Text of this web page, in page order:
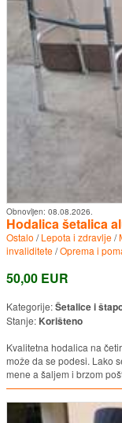
Obnovljen: 08.08.2026.
Hodalica šetalica
Ostalo /Lepota i zdravlje/
invaliditete/Oprema i
50,00 EUR
Kategorije:Šetalice i
Stanje: Korišteno
Kvalitetna hodalica na
može da se podesi. Lako
mene a šaljem i brzom